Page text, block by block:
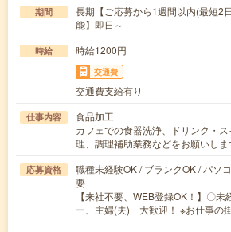
期間
長期【ご応募から1週間以内(最短2
能】即日～
時給 時給1200円
交通費
交通費支給有り
仕事内容
食品加工
カフェでの食器洗浄、ドリンク・
理、調理補助業務などをお願いし
応募資格
職種未経験OK / ブランクOK / パソ
要
【来社不要、WEB登録OK！】〇
ー、主婦(夫) 大歓迎！ ※お仕事の